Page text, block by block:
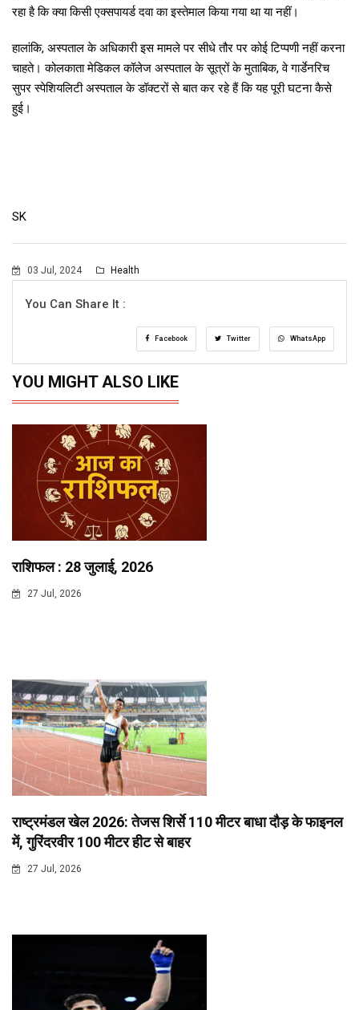
रहा है कि क्या किसी एक्सपायर्ड दवा का इस्तेमाल किया गया था या नहीं।
हालांकि, अस्पताल के अधिकारी इस मामले पर सीधे तौर पर कोई टिप्पणी नहीं करना
चाहते। कोलकाता मेडिकल कॉलेज अस्पताल के सूत्रों के मुताबिक, वे गार्डेनरिच
सुपर स्पेशियलिटी अस्पताल के डॉक्टरों से बात कर रहे हैं कि यह पूरी घटना कैसे
हुई।
SK
03 Jul, 2024 Health
You Can Share It :
Facebook Twitter WhatsApp
YOU MIGHT ALSO LIKE
राशिफल : 28 जुलाई, 2026
27 Jul, 2026
राष्ट्रमंडल खेल 2026: तेजस शिर्से 110 मीटर बाधा दौड़ के फाइनल
में, गुरिंदरवीर 100 मीटर हीट से बाहर
27 Jul, 2026